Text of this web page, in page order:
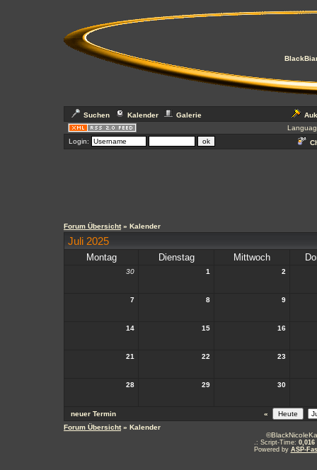
Suchen Kalender Galerie
Login:
Forum Übersicht» Kalender
Juli 2025
Montag Dienstag Mittwoch
30 1 2
7 8 9
14 15 16
21 22 23
28 29 30
neuer Termin
«
Forum Übersicht» Kalender
.: Script-Time: 0,016
Powered by ASP-